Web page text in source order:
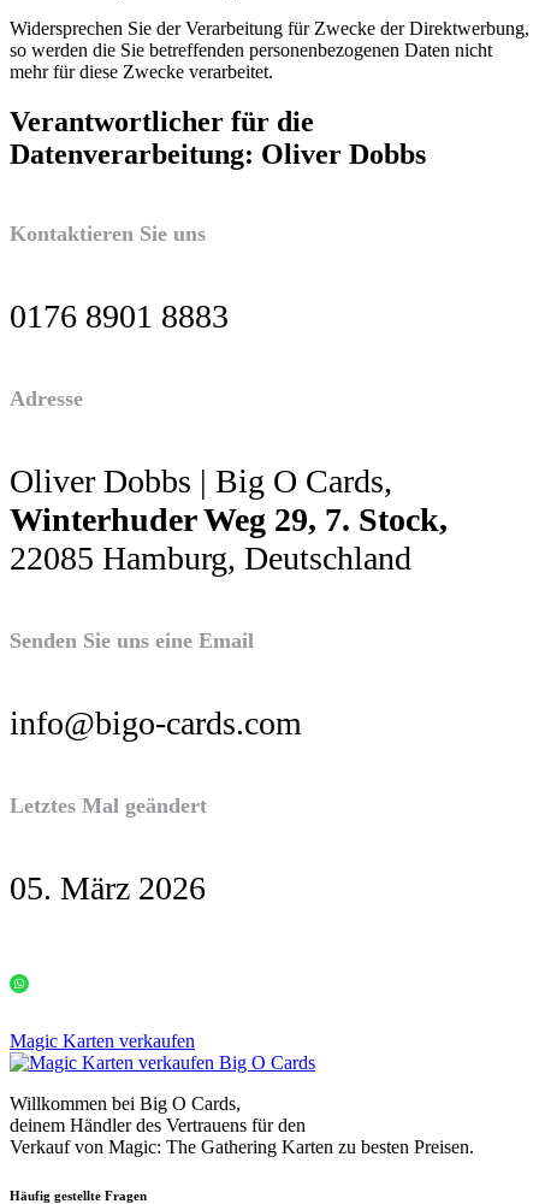
Widersprechen Sie der Verarbeitung für Zwecke der Direktwerbung,
so werden die Sie betreffenden personenbezogenen Daten nicht
mehr für diese Zwecke verarbeitet.
Verantwortlicher für die
Datenverarbeitung: Oliver Dobbs
Kontaktieren Sie uns
0176 8901 8883
Adresse
Oliver Dobbs | Big O Cards,
Winterhuder Weg 29, 7. Stock,
22085 Hamburg, Deutschland
Senden Sie uns eine Email
info@bigo-cards.com
Letztes Mal geändert
05. März 2026
Magic Karten verkaufen
Willkommen bei Big O Cards,
deinem Händler des Vertrauens für den
Verkauf von Magic: The Gathering Karten zu besten Preisen.
Häufig gestellte Fragen